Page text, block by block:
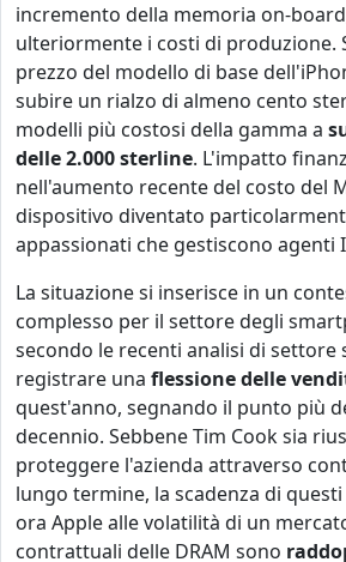
incremento della memoria on-
ulteriormente i costi di produzione.
prezzo del modello di base
subire un rialzo di almeno cento
modelli più costosi della gamma a
delle 2.000 sterline. L'impatto
nell'aumento recente del costo del
dispositivo diventato
appassionati che gestiscono agenti
La situazione si inserisce in un
complesso per il settore degli
secondo le recenti analisi di settore
registrare una flessione delle
quest'anno, segnando il punto più
decennio. Sebbene Tim Cook sia
proteggere l'azienda attraverso
lungo termine, la scadenza di
ora Apple alle volatilità di un
contrattuali delle DRAM sono